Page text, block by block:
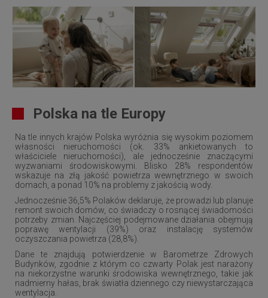
Polska na tle Europy
Na tle innych krajów Polska wyróżnia się wysokim poziomem
własności nieruchomości (ok. 33% ankietowanych to
właściciele nieruchomości), ale jednocześnie znaczącymi
wyzwaniami środowiskowymi. Blisko 28% respondentów
wskazuje na złą jakość powietrza wewnętrznego w swoich
domach, a ponad 10% na problemy z jakością wody.
Jednocześnie 36,5% Polaków deklaruje, że prowadzi lub planuje
remont swoich domów, co świadczy o rosnącej świadomości
potrzeby zmian. Najczęściej podejmowane działania obejmują
poprawę wentylacji (39%) oraz instalację systemów
oczyszczania powietrza (28,8%).
Dane te znajdują potwierdzenie w Barometrze Zdrowych
Budynków, zgodnie z którym co czwarty Polak jest narażony
na niekorzystne warunki środowiska wewnętrznego, takie jak
nadmierny hałas, brak światła dziennego czy niewystarczająca
wentylacja.